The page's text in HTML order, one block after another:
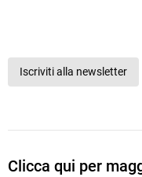
Iscriviti alla newsletter
Clicca qui per